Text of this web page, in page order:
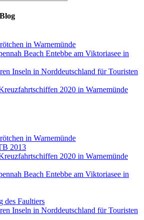
in Warnemünde
Beach Entebbe am Viktoriasee in
Inseln in Norddeutschland für Touristen
2020 in Warnemünde
in Warnemünde
2013
2020 in Warnemünde
Beach Entebbe am Viktoriasee in
des Faultiers
Inseln in Norddeutschland für Touristen